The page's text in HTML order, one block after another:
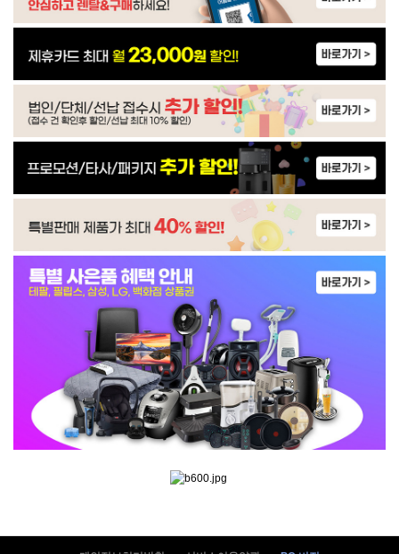
WP-40C9500M | 20,900
WP-30C8460N | 21,900
WP-30C9460N | 23,900
WP-30C8560N | 22,900
WP-30C9560N | 24,900
WP-60C8500M | 34,900
WP-60C9500M | 31,900